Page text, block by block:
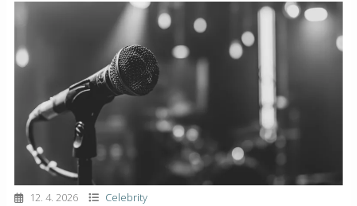
12. 4. 2026 Celebrity